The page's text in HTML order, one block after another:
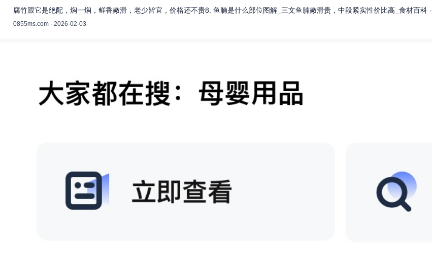
腐竹跟它是绝配，焖一焖，鲜香嫩滑，老少皆宜，价格还不贵8. 鱼腩是什么部位图解_三文鱼腩嫩滑贵，中段紧实性价比高_食材百科 -
0855ms.com · 2026-02-03